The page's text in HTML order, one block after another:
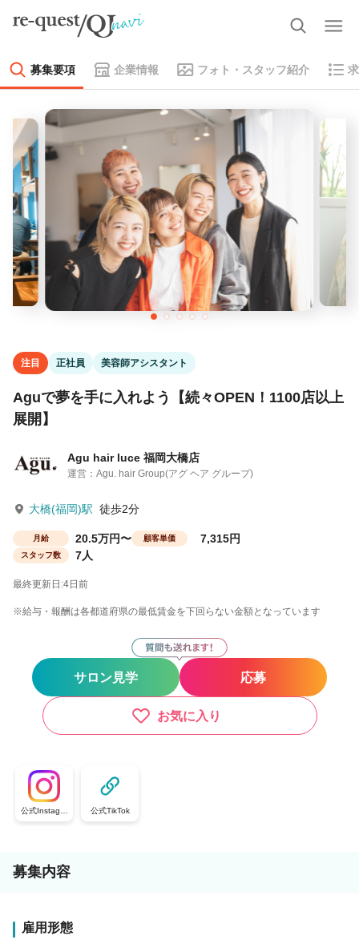
募集要項 企業情報 フォト・スタッフ紹介
注目 正社員 美容師アシスタント
Aguで夢を手に入れよう【続々OPEN！1100店以上
展開】
Agu hair luce 福岡大橋店
運営：Agu. hair Group(アグ ヘア グループ)
大橋(福岡)駅 徒歩2分
月給 20.5万円〜 顧客単価 7,315円
スタッフ数 7人
最終更新日:4日前
※給与・報酬は各都道府県の最低賃金を下回らない金額となっています
サロン見学 応募
お気に入り
公式Instagra
m
公式TikTok
募集内容
雇用形態